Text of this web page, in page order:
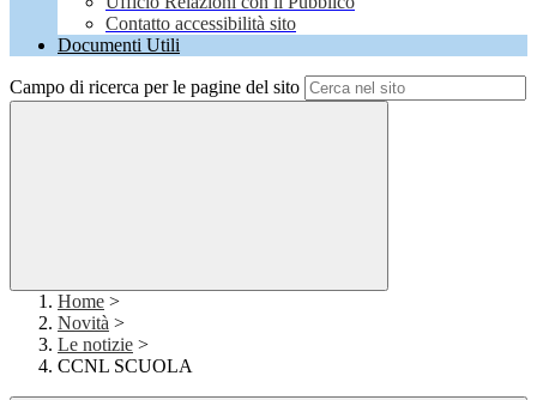
Contatto accessibilità sito
Documenti Utili
Campo di ricerca per le pagine del sito
Home >
Novità >
Le notizie >
CCNL SCUOLA